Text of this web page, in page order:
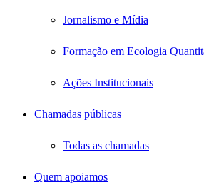
Jornalismo e Mídia
Formação em Ecologia
Ações Institucionais
Chamadas públicas
Todas as chamadas
Quem apoiamos